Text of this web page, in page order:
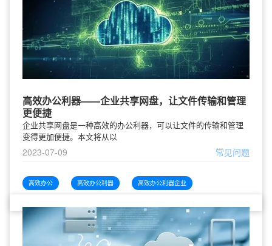
高效办公利器——企业共享网盘，让文件传输和管理
更便捷
企业共享网盘是一种高效的办公利器，可以让文件的传输和管理
变得更加便捷。本文将从以
2023-07-09 常见问题
高效办公 高效办公利器 高效办公利器企业